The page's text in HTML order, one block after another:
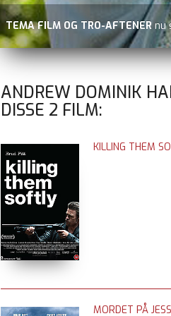
TEMA FILM OG TRO-AFTENER nu
ANDREW DOMINIK
DISSE 2 FILM:
KILLING THEM
MORDET PÅ